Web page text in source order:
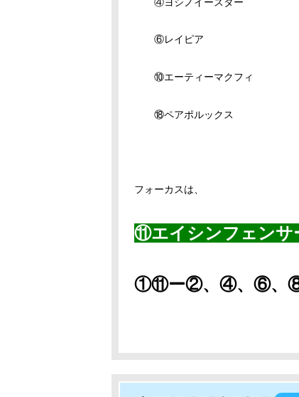
⑥レイピア
⑩エーティーマクフィ
⑱ペアポルックス
フォーカスは、
⑪エイシンフェンサ
①⑪ー②、④、⑥、